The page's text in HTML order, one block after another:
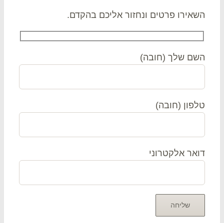
פרטים ונחזור אליכם בהקדם.
שלך (חובה)
(חובה)
אלקטרוני